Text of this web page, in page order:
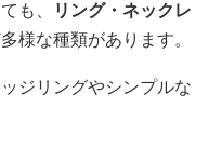
も、
リング・ネックレ
様な種類があります。
ジリングやシンプルな